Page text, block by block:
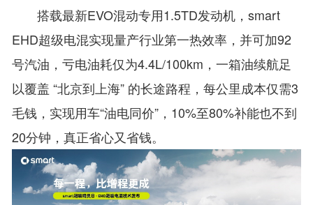
搭载最新EVO混动专用1.5TD发动机，smart
EHD超级电混实现量产行业第一热效率，并可加92
号汽油，亏电油耗仅为4.4L/100km，一箱油续航足
以覆盖 “北京到上海” 的长途路程，每公里成本仅需3
毛钱，实现用车“油电同价”，10%至80%补能也不到
20分钟，真正省心又省钱。